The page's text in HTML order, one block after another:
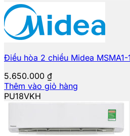
Điều hòa 2 chiều Midea MSMA1-
5.650.000 ₫
Thêm vào giỏ hàng
PU18VKH